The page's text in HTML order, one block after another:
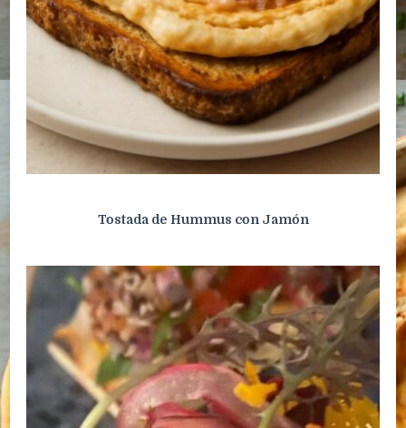
Tostada de Hummus con Jamón